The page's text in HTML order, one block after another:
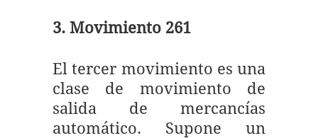
3. Movimiento 261
El tercer movimiento es una
clase de movimiento de
salida de mercancías
automático. Supone un